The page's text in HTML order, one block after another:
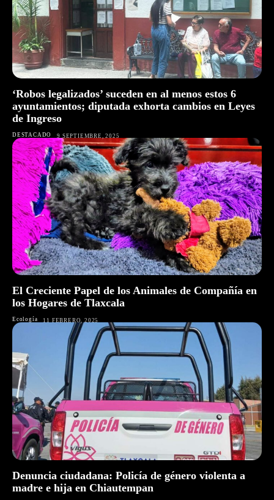
‘Robos legalizados’ suceden en al menos estos 6
ayuntamientos; diputada exhorta cambios en Leyes
de Ingreso
DESTACADO 9 SEPTIEMBRE, 2025
El Creciente Papel de los Animales de Compañía en
los Hogares de Tlaxcala
Ecología 11 FEBRERO, 2025
Denuncia ciudadana: Policía de género violenta a
madre e hija en Chiautempan